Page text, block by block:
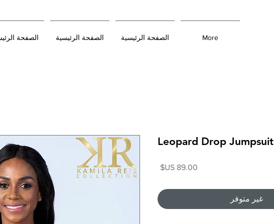
الصفحة الصفحة الرئيسية الصفحة الرئيسية More
Leopard Drop Jumpsuit
غير متوفر